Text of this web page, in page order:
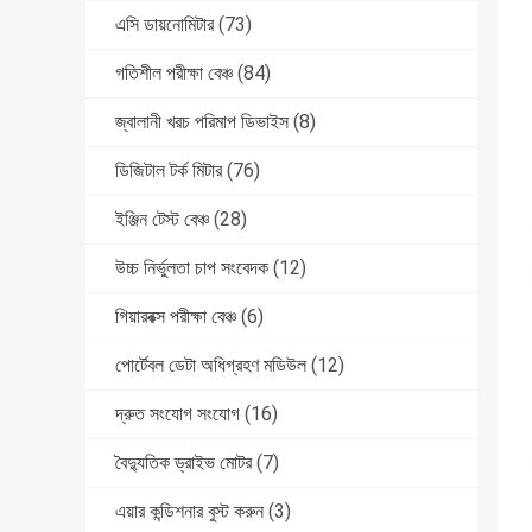
এসি ডায়নোমিটার (73)
গতিশীল পরীক্ষা বেঞ্চ (84)
জ্বালানী খরচ পরিমাপ ডিভাইস (8)
ডিজিটাল টর্ক মিটার (76)
ইঞ্জিন টেস্ট বেঞ্চ (28)
উচ্চ নির্ভুলতা চাপ সংবেদক (12)
গিয়ারবক্স পরীক্ষা বেঞ্চ (6)
পোর্টেবল ডেটা অধিগ্রহণ মডিউল (12)
দ্রুত সংযোগ সংযোগ (16)
বৈদ্যুতিক ড্রাইভ মোটর (7)
এয়ার কন্ডিশনার বুস্ট করুন (3)